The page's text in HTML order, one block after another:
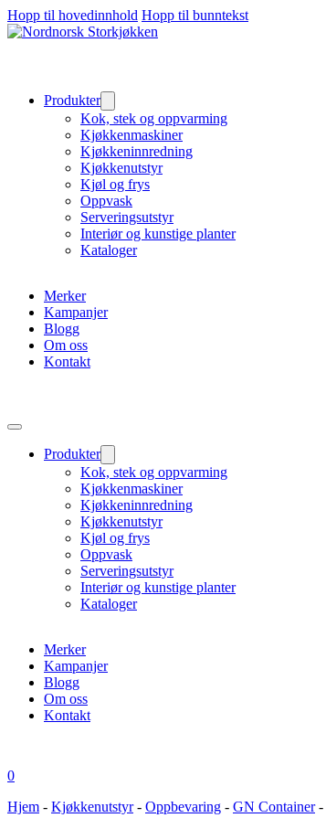
Hopp til hovedinnhold Hopp til bunntekst
Produkter
Kok, stek og oppvarming
Kjøkkenmaskiner
Kjøkkeninnredning
Kjøkkenutstyr
Kjøl og frys
Oppvask
Serveringsutstyr
Interiør og kunstige planter
Kataloger
Merker
Kampanjer
Blogg
Om oss
Kontakt
Produkter
Kok, stek og oppvarming
Kjøkkenmaskiner
Kjøkkeninnredning
Kjøkkenutstyr
Kjøl og frys
Oppvask
Serveringsutstyr
Interiør og kunstige planter
Kataloger
Merker
Kampanjer
Blogg
Om oss
Kontakt
0
Hjem - Kjøkkenutstyr- Oppbevaring - GN Container-